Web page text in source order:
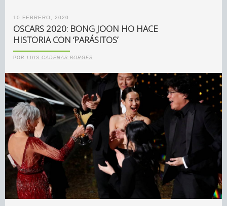
10 FEBRERO, 2020
OSCARS 2020: BONG JOON HO HACE
HISTORIA CON ‘PARÁSITOS’
POR LUIS CADENAS BORGES